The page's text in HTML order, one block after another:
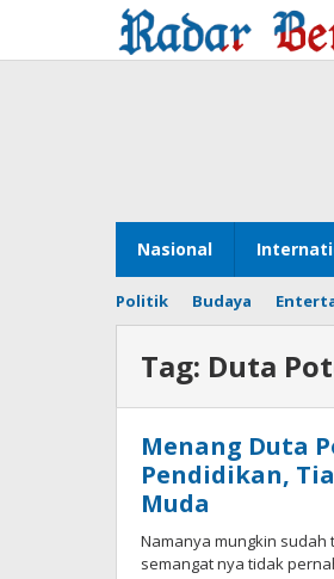
konten
Nasional
Politik Budaya
Tag: Duta
Menang Duta
Pendidikan,
Muda
Namanya mungkin
semangat nya tidak